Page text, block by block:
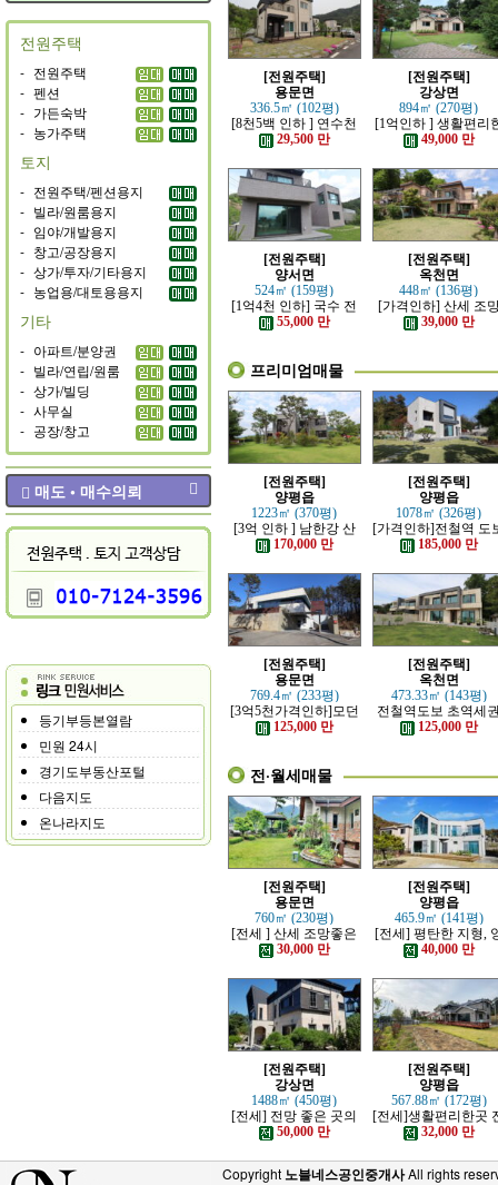
전원주택
- 전원주택
- 펜션
- 가든숙박
- 농가주택
토지
- 전원주택/펜션용지
- 빌라/원룸용지
- 임야/개발용지
- 창고/공장용지
- 상가/투자/기타용지
- 농업용/대토용용지
기타
- 아파트/분양권
- 빌라/연립/원룸
- 상가/빌딩
- 사무실
- 공장/창고
매도 • 매수의뢰
등기부등본열람
민원 24시
경기도부동산포털
다음지도
온나라지도
[전원주택]
용문면
336.5㎡ (102평)
[8천5백 인하 ] 연수천
가까운 튼튼하게 잘지
은 전원주택
29,500 만
[전원주택]
강상면
894㎡ (270평)
[1억인하 ] 생활편리
정남향의 관리 잘된
49,000 만
[전원주택]
양서면
524㎡ (159평)
[1억4천 인하] 국수 전
철역 인근 제대로 잘 지
은 신축 전원주택
55,000 만
[전원주택]
옥천면
448㎡ (136평)
[가격인하] 산세 조
좋은 남향 전원주택
39,000 만
프리미엄매물
[전원주택]
양평읍
1223㎡ (370평)
[3억 인하 ] 남한강 산
책로 접한 최고급 전원
170,000 만
[전원주택]
양평읍
1078㎡ (326평)
[가격인하]전철역 도
강조망 되는 고급 전
185,000 만
[전원주택]
용문면
769.4㎡ (233평)
[3억5천가격인하]모던
하고 고급스러운 본채,
별채있는 전원주택
125,000 만
[전원주택]
옥천면
473.33㎡ (143평)
전철역도보 초역세
강조망 고급전원주
125,000 만
전·월세매물
[전원주택]
용문면
760㎡ (230평)
[전세 ] 산세 조망좋은
정원 예쁜, 단층주택
30,000 만
[전원주택]
양평읍
465.9㎡ (141평)
[전세] 평탄한 지형,
평시내 차량 접근성
수한 전원주택
40,000 만
[전원주택]
강상면
1488㎡ (450평)
[전세] 전망 좋은 곳의
고급 전원주택
50,000 만
[전원주택]
양평읍
567.88㎡ (172평)
[전세]생활편리한곳
망트인 전원주택
32,000 만
Copyright 노블네스공인중개사All rights